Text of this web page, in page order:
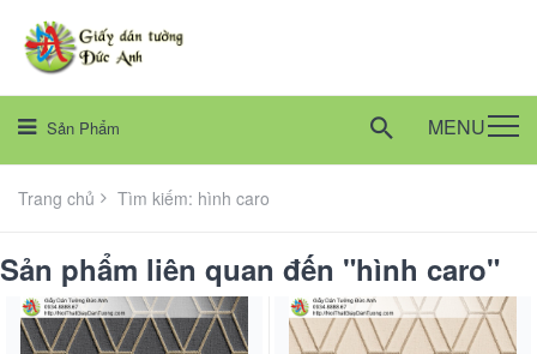
Sản Phẩm MENU
Trang chủ Tìm kiếm: hình caro
Sản phẩm liên quan đến "hình caro"